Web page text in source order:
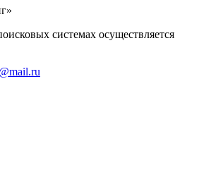
системах осуществляется